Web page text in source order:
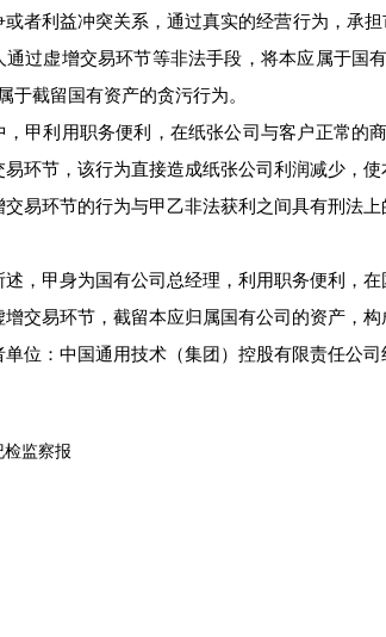
者利益冲突关系，通过真实的经营行为，承担
通过虚增交易环节等非法手段，将本应属于国
于截留国有资产的贪污行为。
利用职务便利，在纸张公司与客户正常的商
易环节，该行为直接造成纸张公司利润减少，
交易环节的行为与甲乙非法获利之间具有刑法
甲身为国有公司总经理，利用职务便利，在
交易环节，截留本应归属国有公司的资产，构
：中国通用技术（集团）控股有限责任公司
检监察报